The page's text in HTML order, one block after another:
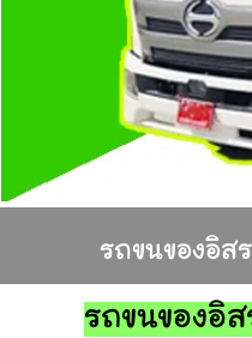
รถขนของอิส
รถขนของอิ